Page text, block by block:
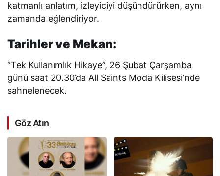
katmanlı anlatım, izleyiciyi düşündürürken, aynı
zamanda eğlendiriyor.
Tarihler ve Mekan:
“Tek Kullanımlık Hikaye”, 26 Şubat Çarşamba
günü saat 20.30’da All Saints Moda Kilisesi’nde
sahnelenecek.
Göz Atın